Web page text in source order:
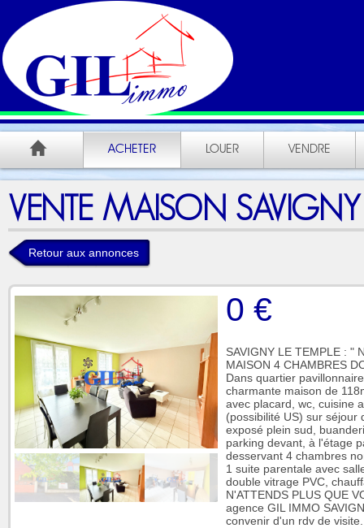
ACHETER LOUER VENDRE
VENTE MAISON SAVIGNY
Retour aux annonces
0 €
SAVIGNY LE TEMPLE : "
MAISON 4 CHAMBRES
Dans quartier
charmante maison de
avec placard, wc, cuisine
(possibilité US) sur séjour
exposé plein sud,
parking devant, à l'étage
desservant 4 chambres
1 suite parentale avec
double vitrage PVC,
N'ATTENDS PLUS QUE
agence GIL IMMO
convenir d'un rdv de visite.